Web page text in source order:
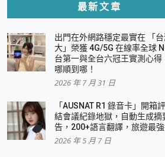
測
篇全看懂
｜結合「 智慧投影 & 煥彩流動 」的
列 輕量無線電競滑鼠 開箱 評測
公、爽度滿滿的終極桌面體驗
牌
康大放送
動電源 開箱 評測
最新文章
出門在外網路穩定最實在 「
大」榮獲 4G/5G 在線率全球
台第一與全台六冠王實測心得
哪順到哪！
2026 年 7 月 31 日
「AUSNAT R1 錄音卡」開箱
結會議紀錄地獄，自動生成摘
告，200+語言翻譯，旅遊最強
2026 年 5 月 7 日